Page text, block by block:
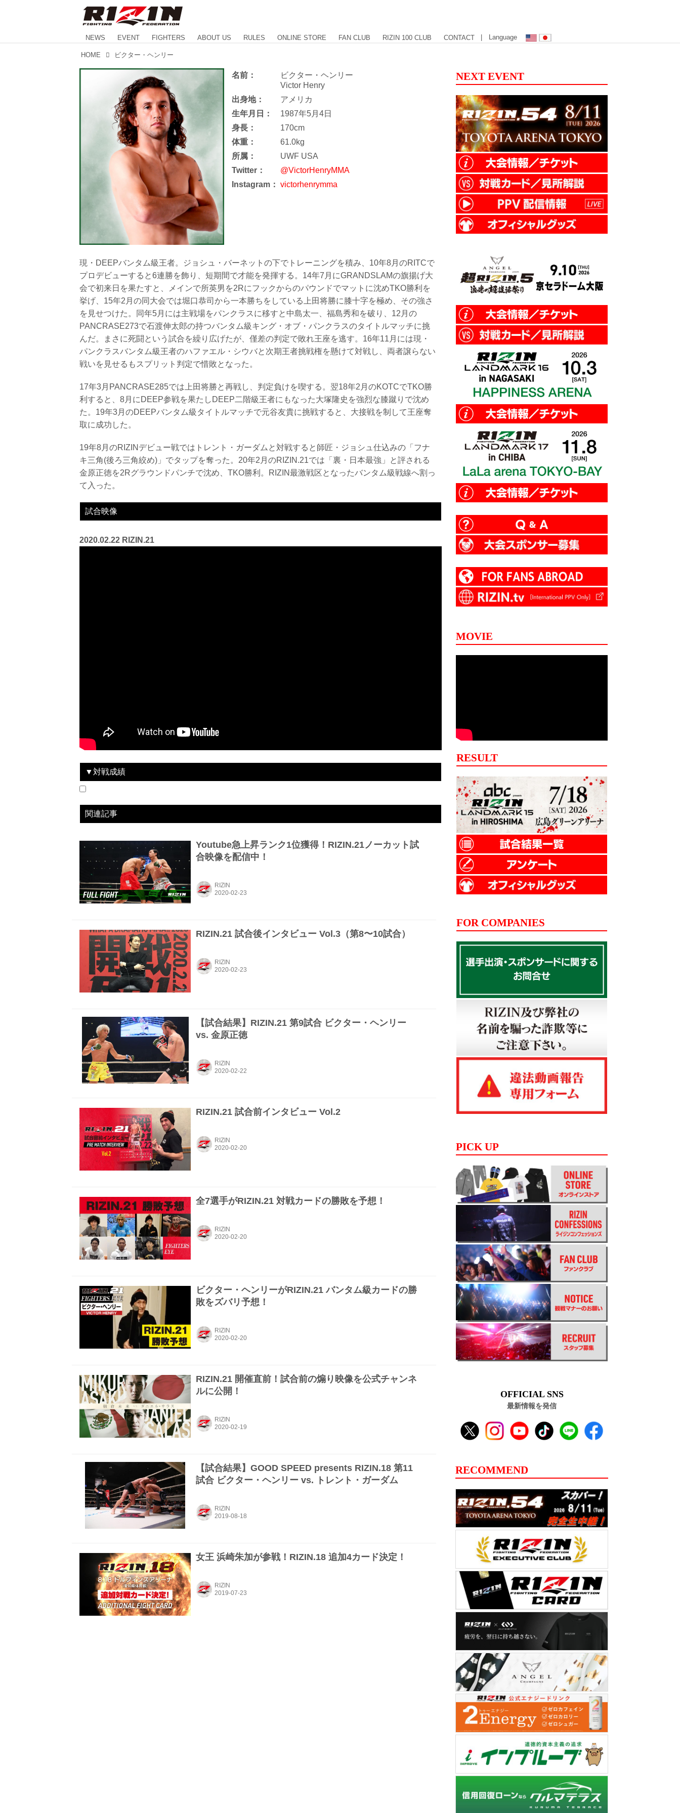
NEWS EVENT FIGHTERS ABOUT US RULES ONLINE STORE FAN CLUB RIZIN 100 CLUB CONTACT | Language
HOME ビクター・ヘンリー
名前：
ビクター・ヘンリー
Victor Henry
出身地：
アメリカ
生年月日：
1987年5月4日
身長：
170cm
体重：
61.0kg
所属：
UWF USA
Twitter：
@VictorHenryMMA
Instagram：
victorhenrymma
現・DEEPバンタム級王者。ジョシュ・バーネットの下でトレーニングを積み、10年8月のRITCで
プロデビューすると6連勝を飾り、短期間で才能を発揮する。14年7月にGRANDSLAMの旗揚げ大
会で初来日を果たすと、メインで所英男を2Rにフックからのパウンドでマットに沈めTKO勝利を
挙げ、15年2月の同大会では堀口恭司から一本勝ちをしている上田将勝に膝十字を極め、その強さ
を見せつけた。同年5月には主戦場をパンクラスに移すと中島太一、福島秀和を破り、12月の
PANCRASE273で石渡伸太郎の持つバンタム級キング・オブ・パンクラスのタイトルマッチに挑
んだ。まさに死闘という試合を繰り広げたが、僅差の判定で敗れ王座を逃す。16年11月には現・
パンクラスバンタム級王者のハファエル・シウバと次期王者挑戦権を懸けて対戦し、両者譲らない
戦いを見せるもスプリット判定で惜敗となった。
17年3月PANCRASE285では上田将勝と再戦し、判定負けを喫する。翌18年2月のKOTCでTKO勝
利すると、8月にDEEP参戦を果たしDEEP二階級王者にもなった大塚隆史を強烈な膝蹴りで沈め
た。19年3月のDEEPバンタム級タイトルマッチで元谷友貴に挑戦すると、大接戦を制して王座奪
取に成功した。
19年8月のRIZINデビュー戦ではトレント・ガーダムと対戦すると師匠・ジョシュ仕込みの「フナ
キ三角(後ろ三角絞め)」でタップを奪った。20年2月のRIZIN.21では「裏・日本最強」と評される
金原正徳を2Rグラウンドパンチで沈め、TKO勝利。RIZIN最激戦区となったバンタム級戦線へ割っ
て入った。
試合映像
2020.02.22 RIZIN.21
▼対戦成績
関連記事
Youtube急上昇ランク1位獲得！RIZIN.21ノーカット試
合映像を配信中！
RIZIN
RIZIN.21 試合後インタビュー Vol.3（第8〜10試合）
RIZIN
【試合結果】RIZIN.21 第9試合 ビクター・ヘンリー
vs. 金原正徳
RIZIN
RIZIN.21 試合前インタビュー Vol.2
RIZIN
全7選手がRIZIN.21 対戦カードの勝敗を予想！
RIZIN
ビクター・ヘンリーがRIZIN.21 バンタム級カードの勝
敗をズバリ予想！
RIZIN
RIZIN.21 開催直前！試合前の煽り映像を公式チャンネ
ルに公開！
RIZIN
【試合結果】GOOD SPEED presents RIZIN.18 第11
試合 ビクター・ヘンリー vs. トレント・ガーダム
RIZIN
女王 浜崎朱加が参戦！RIZIN.18 追加4カード決定！
RIZIN
NEXT EVENT
MOVIE
RESULT
FOR COMPANIES
PICK UP
OFFICIAL SNS
最新情報を発信
RECOMMEND